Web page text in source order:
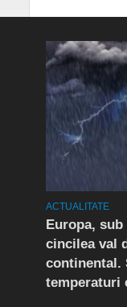
ACTUALITATE
Europa,
cincilea val
continental.
temperaturi